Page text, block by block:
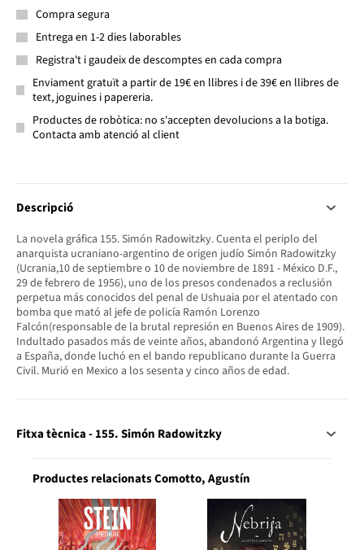
Compra segura
Entrega en 1-2 dies laborables
Registra't i gaudeix de descomptes en cada compra
Enviament gratuït a partir de 19€ en llibres i de 39€ en llibres de
text, joguines i papereria.
Productes de robòtica: no s'accepten devolucions a la botiga.
Contacta amb atenció al client
Descripció
La novela gráfica 155. Simón Radowitzky. Cuenta el periplo del
anarquista ucraniano-argentino de origen judío Simón Radowitzky
(Ucrania,10 de septiembre o 10 de noviembre de 1891 - México D.F.,
29 de febrero de 1956), uno de los presos condenados a reclusión
perpetua más conocidos del penal de Ushuaia por el atentado con
bomba que mató al jefe de policía Ramón Lorenzo
Falcón(responsable de la brutal represión en Buenos Aires de 1909).
Indultado pasados más de veinte años, abandonó Argentina y llegó
a España, donde luchó en el bando republicano durante la Guerra
Civil. Murió en Mexico a los sesenta y cinco años de edad.
Fitxa tècnica - 155. Simón Radowitzky
Productes relacionats Comotto, Agustín